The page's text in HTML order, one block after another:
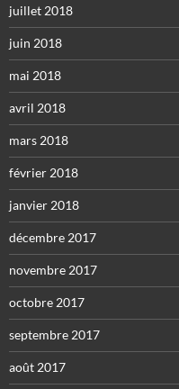
juillet 2018
juin 2018
mai 2018
avril 2018
mars 2018
février 2018
janvier 2018
décembre 2017
novembre 2017
octobre 2017
septembre 2017
août 2017